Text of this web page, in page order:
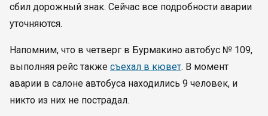
сбил дорожный знак. Сейчас все подробности аварии
уточняются.
Напомним, что в четверг в Бурмакино автобус № 109,
выполняя рейс также съехал в кювет. В момент
аварии в салоне автобуса находились 9 человек, и
никто из них не пострадал.